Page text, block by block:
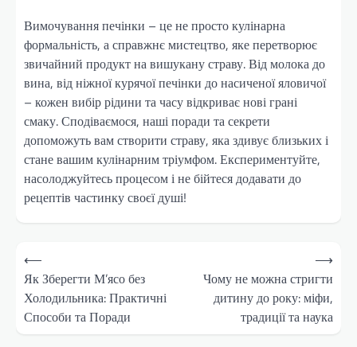
Вимочування печінки – це не просто кулінарна
формальність, а справжнє мистецтво, яке перетворює
звичайний продукт на вишукану страву. Від молока до
вина, від ніжної курячої печінки до насиченої яловичої
– кожен вибір рідини та часу відкриває нові грані
смаку. Сподіваємося, наші поради та секрети
допоможуть вам створити страву, яка здивує близьких і
стане вашим кулінарним тріумфом. Експериментуйте,
насолоджуйтесь процесом і не бійтеся додавати до
рецептів частинку своєї душі!
Навігація
записів
⟵
Як Зберегти М’ясо без
Холодильника: Практичні
Способи та Поради
Чому не можна стригти
дитину до року: міфи,
традиції та наука
⟶